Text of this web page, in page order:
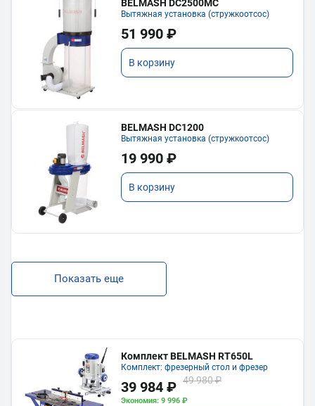
BELMASH DC2500MC
Вытяжная установка (стружкоотсос)
51 990 ₽
В корзину
BELMASH DC1200
Вытяжная установка (стружкоотсос)
19 990 ₽
В корзину
Показать еще
Комплект BELMASH RT650L
Комплект: фрезерный стол и фрезер
39 984 ₽ 49 980 ₽
Экономия: 9 996 ₽